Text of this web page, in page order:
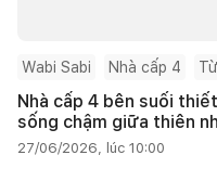
Wabi Sabi Nhà cấp 4
Nhà cấp 4 bên suối
sống chậm giữa thiên
27/06/2026, lúc 10:00